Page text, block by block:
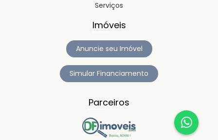
Serviços
Imóveis
Anuncie seu Imóvel
Simular Financiamento
Parceiros